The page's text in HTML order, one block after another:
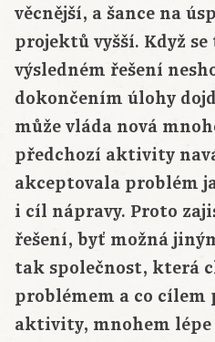
věcnější, a šance na
projektů vyšší. Když
výsledném řešení
dokončením úlohy
může vláda nová
předchozí aktivity
akceptovala problém
i cíl nápravy. Proto
řešení, byť možná
tak společnost, která
problémem a co
aktivity, mnohem lépe